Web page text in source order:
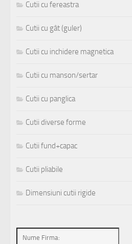
Cutii cu fereastra
Cutii cu gât (guler)
Cutii cu inchidere magnetica
Cutii cu manson/sertar
Cutii cu panglica
Cutii diverse forme
Cutii fund+capac
Cutii pliabile
Dimensiuni cutii rigide